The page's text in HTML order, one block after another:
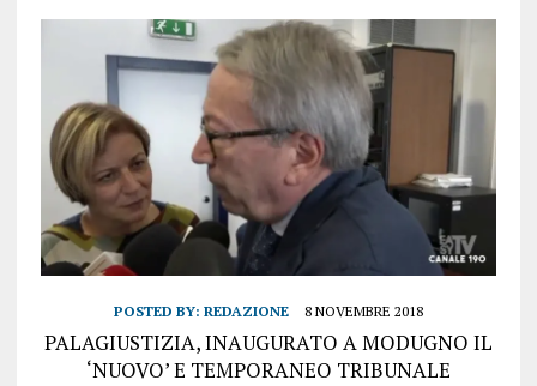
POSTED BY: REDAZIONE 8 NOVEMBRE 2018
PALAGIUSTIZIA, INAUGURATO A MODUGNO IL
‘NUOVO’ E TEMPORANEO TRIBUNALE